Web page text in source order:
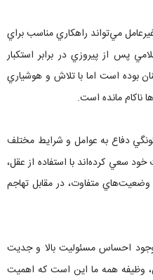
مي‌تواند راهکاري مناسب براي
پس از پيروزي در برابر استکبار
بوده است اما با تلاش و هوشياري
ناکام مانده است.
دفاع به عوامل و شرايط مختلف
سعي کرده‌اند با استفاده از عقل،
وضعيت‌هاي متفاوت، در مقابل تهاجم
احساس مسئوليت بالا و جديت
همه ما اين است که اهميت